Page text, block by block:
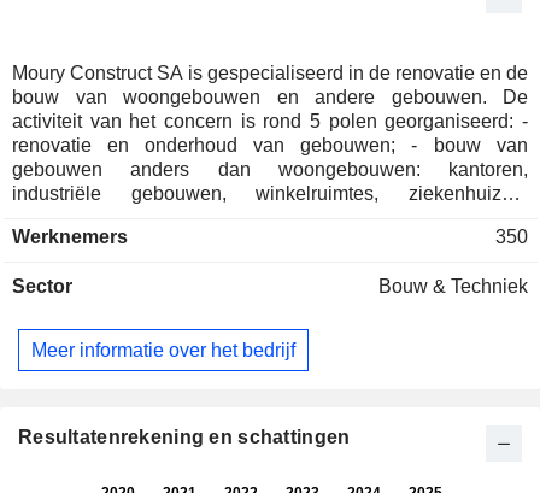
Moury Construct SA is gespecialiseerd in de renovatie en de
bouw van woongebouwen en andere gebouwen. De
activiteit van het concern is rond 5 polen georganiseerd: -
renovatie en onderhoud van gebouwen; - bouw van
gebouwen anders dan woongebouwen: kantoren,
industriële gebouwen, winkelruimtes, ziekenhuizen,
installatie van verwarmings-, ventilatie- en
houten schrijnwerk voor gebouwen. De groep biedt ook
Werknemers 350
Sector Bouw & Techniek
Meer informatie over het bedrijf
Resultatenrekening en schattingen